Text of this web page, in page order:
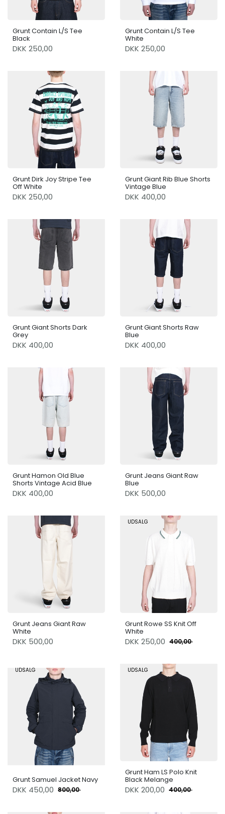
Grunt Contain L/S Tee
Black
DKK 250,00
Grunt Contain L/S Tee
White
DKK 250,00
Grunt Dirk Joy Stripe Tee
Off White
DKK 250,00
Grunt Giant Rib Blue Shorts
Vintage Blue
DKK 400,00
Grunt Giant Shorts Dark
Grey
DKK 400,00
Grunt Giant Shorts Raw
Blue
DKK 400,00
Grunt Hamon Old Blue
Shorts Vintage Acid Blue
DKK 400,00
Grunt Jeans Giant Raw
Blue
DKK 500,00
Grunt Jeans Giant Raw
White
DKK 500,00
UDSALG
Grunt Rowe SS Knit Off
White
DKK 250,00 400,00
UDSALG
Grunt Samuel Jacket Navy
DKK 450,00 800,00
UDSALG
Grunt Ham LS Polo Knit
Black Melange
DKK 200,00 400,00